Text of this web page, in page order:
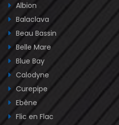
Albion
Balaclava
Beau Bassin
Belle Mare
Blue Bay
Calodyne
Curepipe
Ebène
Flic en Flac